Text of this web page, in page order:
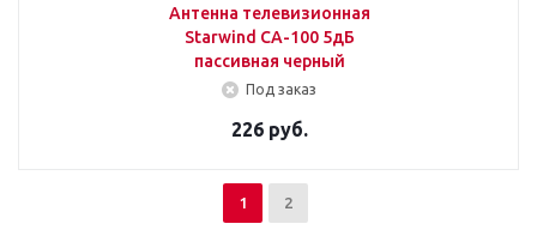
Антенна телевизионная
Starwind CA-100 5дБ
пассивная черный
Под заказ
226 руб.
1 2